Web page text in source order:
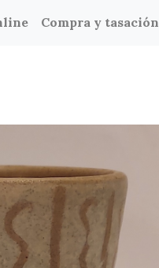
Compra y tasación